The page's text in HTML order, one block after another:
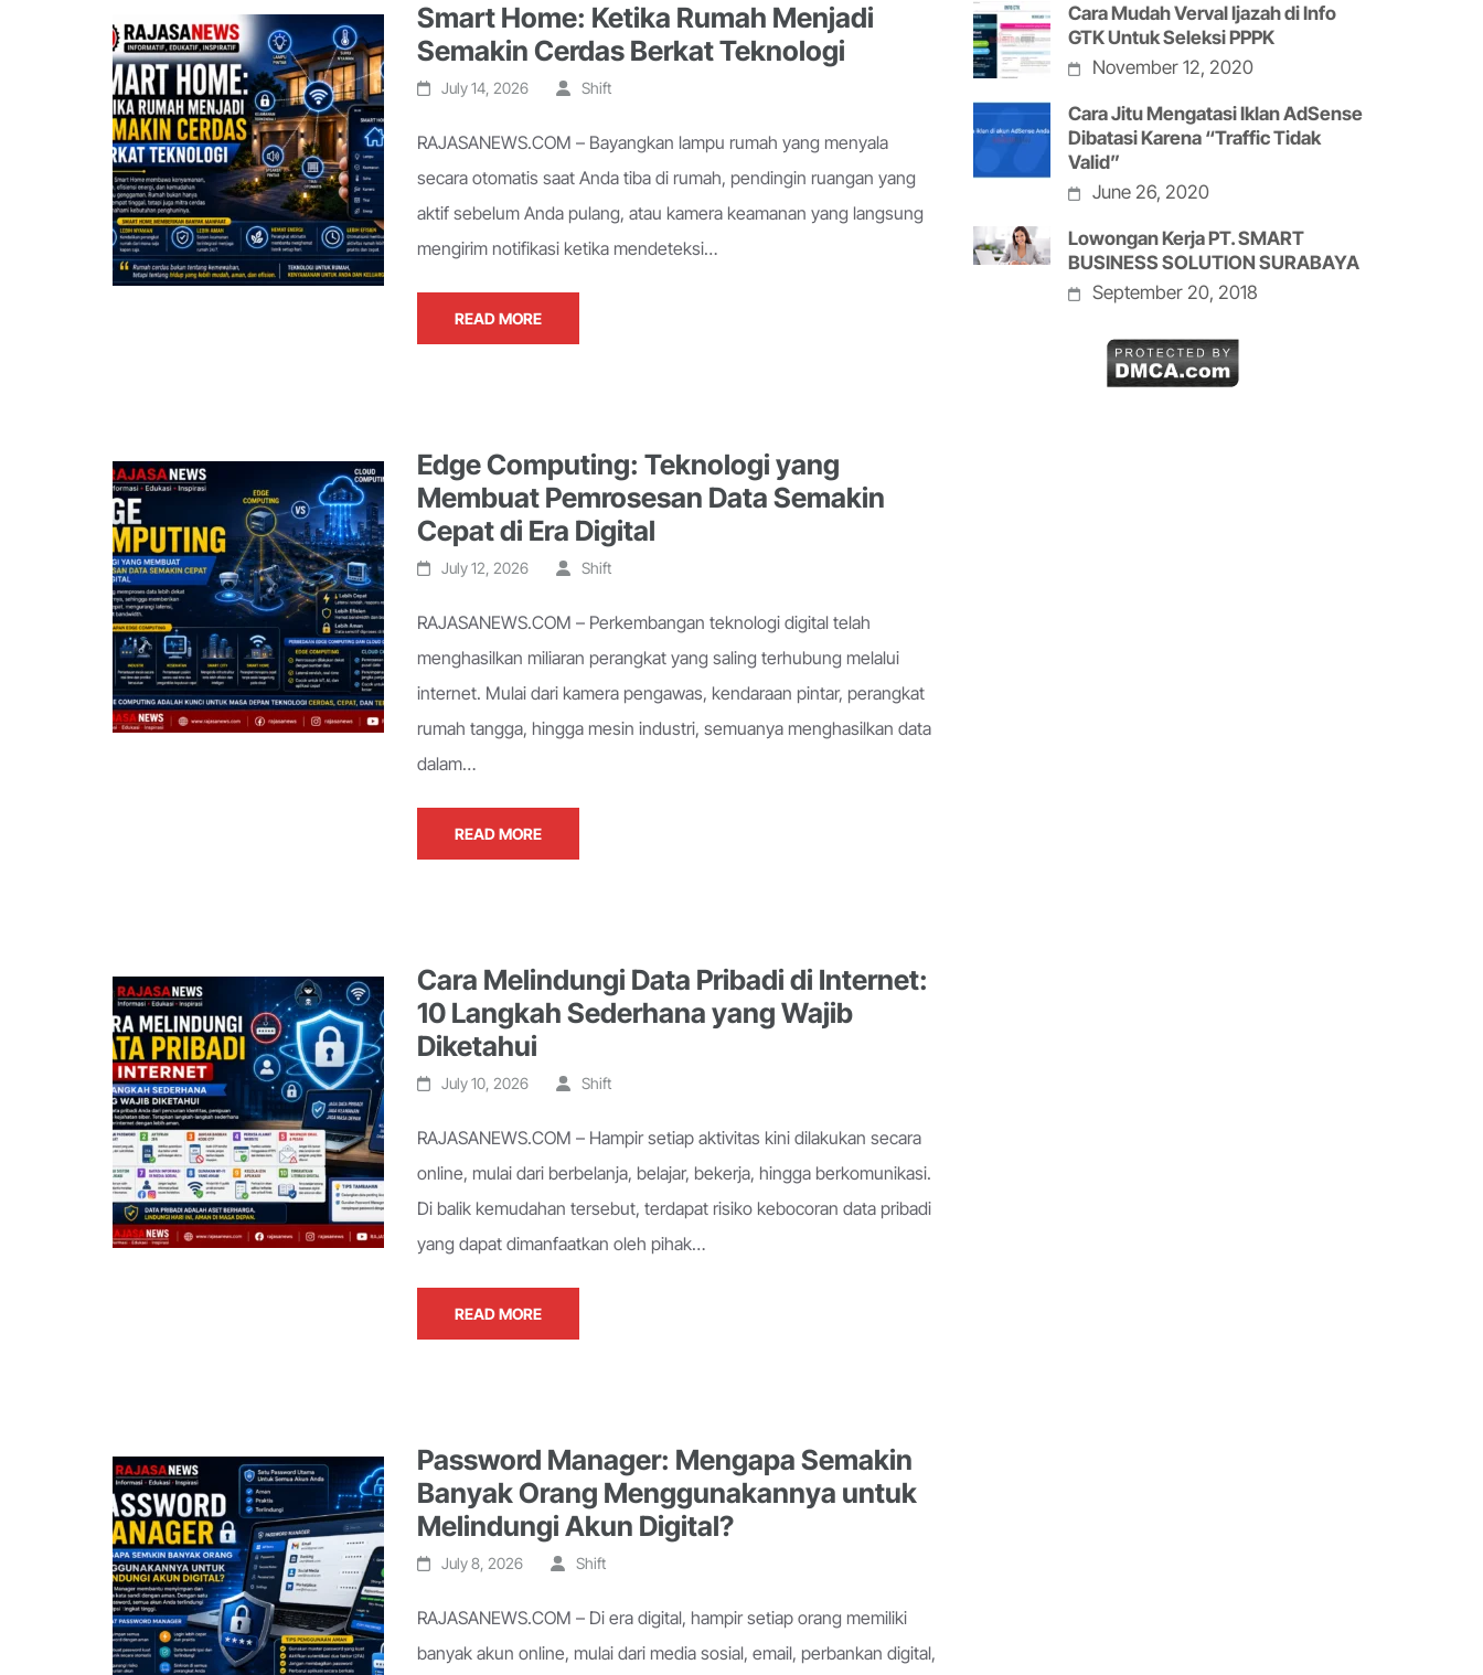
Smart Home: Ketika Rumah Menjadi
Semakin Cerdas Berkat Teknologi
July 14, 2026 Shift
RAJASANEWS.COM – Bayangkan lampu rumah yang menyala
secara otomatis saat Anda tiba di rumah, pendingin ruangan yang
aktif sebelum Anda pulang, atau kamera keamanan yang langsung
mengirim notifikasi ketika mendeteksi…
READ MORE
Edge Computing: Teknologi yang
Membuat Pemrosesan Data Semakin
Cepat di Era Digital
July 12, 2026 Shift
RAJASANEWS.COM – Perkembangan teknologi digital telah
menghasilkan miliaran perangkat yang saling terhubung melalui
internet. Mulai dari kamera pengawas, kendaraan pintar, perangkat
rumah tangga, hingga mesin industri, semuanya menghasilkan data
dalam…
READ MORE
Cara Melindungi Data Pribadi di Internet:
10 Langkah Sederhana yang Wajib
Diketahui
July 10, 2026 Shift
RAJASANEWS.COM – Hampir setiap aktivitas kini dilakukan secara
online, mulai dari berbelanja, belajar, bekerja, hingga berkomunikasi.
Di balik kemudahan tersebut, terdapat risiko kebocoran data pribadi
yang dapat dimanfaatkan oleh pihak…
READ MORE
Password Manager: Mengapa Semakin
Banyak Orang Menggunakannya untuk
Melindungi Akun Digital?
July 8, 2026 Shift
RAJASANEWS.COM – Di era digital, hampir setiap orang memiliki
banyak akun online, mulai dari media sosial, email, perbankan digital,
Cara Mudah Verval Ijazah di Info
GTK Untuk Seleksi PPPK
November 12, 2020
Cara Jitu Mengatasi Iklan AdSense
Dibatasi Karena “Traffic Tidak
Valid”
June 26, 2020
Lowongan Kerja PT. SMART
BUSINESS SOLUTION SURABAYA
September 20, 2018